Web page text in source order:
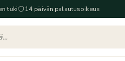
tuki 14 päivän palautusoikeus